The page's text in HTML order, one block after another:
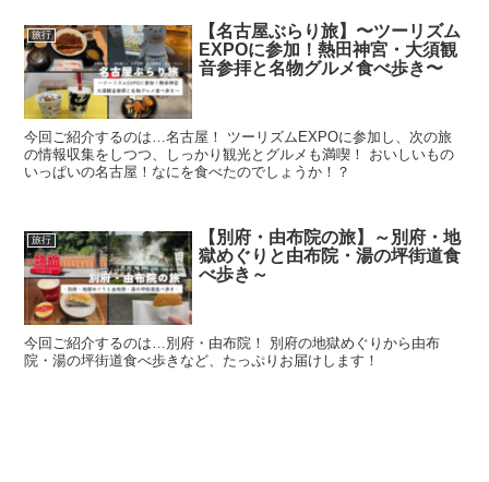
旅行
【名古屋ぶらり旅】〜ツーリズム
EXPOに参加！熱田神宮・大須観
音参拝と名物グルメ食べ歩き〜
今回ご紹介するのは…名古屋！ ツーリズムEXPOに参加し、次の旅
の情報収集をしつつ、しっかり観光とグルメも満喫！ おいしいもの
いっぱいの名古屋！なにを食べたのでしょうか！？
旅行
【別府・由布院の旅】～別府・地
獄めぐりと由布院・湯の坪街道食
べ歩き～
今回ご紹介するのは…別府・由布院！ 別府の地獄めぐりから由布
院・湯の坪街道食べ歩きなど、たっぷりお届けします！